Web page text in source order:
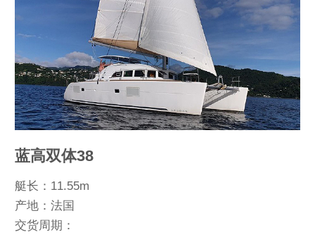
蓝高双体38
艇长：11.55m
产地：法国
交货周期：